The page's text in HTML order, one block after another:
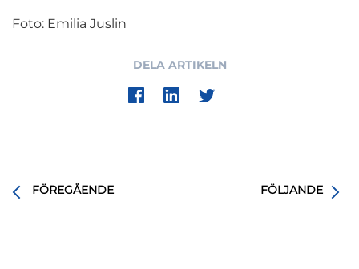
Foto: Emilia Juslin
DELA ARTIKELN
FÖREGÅENDE FÖLJANDE